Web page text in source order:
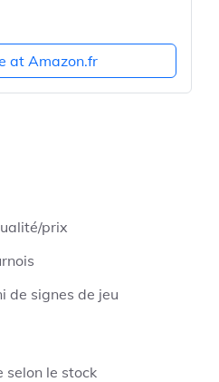
at Amazon.fr
prix
de signes de jeu
selon le stock